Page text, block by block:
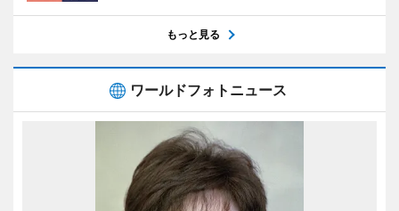
もっと見る
ワールドフォトニュース